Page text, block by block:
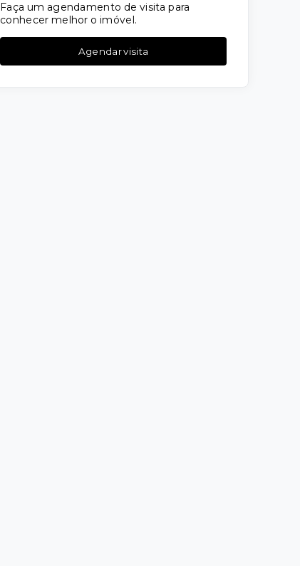
Faça um agendamento de visita para
conhecer melhor o imóvel.
Agendar visita